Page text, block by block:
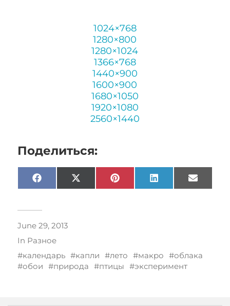
1024×768
1280×800
1280×1024
1366×768
1440×900
1600×900
1680×1050
1920×1080
2560×1440
Поделиться:
Facebook X
(Twitter)
Pinterest LinkedIn Email
June 29, 2013
In Разное
календарь
капли лето макро
облака
обои
природа птицы эксперимент